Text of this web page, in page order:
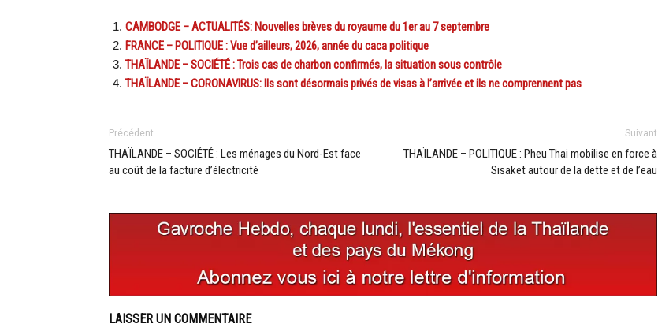
CAMBODGE – ACTUALITÉS: Nouvelles brèves du royaume du 1er au 7 septembre
FRANCE – POLITIQUE : Vue d’ailleurs, 2026, année du caca politique
THAÏLANDE – SOCIÉTÉ : Trois cas de charbon confirmés, la situation sous contrôle
THAÏLANDE – CORONAVIRUS: Ils sont désormais privés de visas à l’arrivée et ils ne comprennent pas
Précédent
THAÏLANDE – SOCIÉTÉ : Les ménages du Nord-Est face
au coût de la facture d’électricité
Suivant
THAÏLANDE – POLITIQUE : Pheu Thai mobilise en force à
Sisaket autour de la dette et de l’eau
LAISSER UN COMMENTAIRE